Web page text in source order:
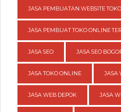
JASA PEMBUATAN WEBSITE
JASA PEMBUAT TOKO ONLINE
JASA SEO JASA SEO
JASA TOKO ONLINE JASA
JASA WEB DEPOK JASA